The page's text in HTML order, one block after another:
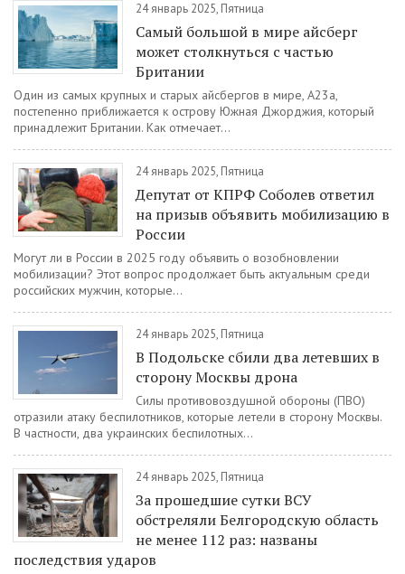
24 январь 2025, Пятница
Самый большой в мире айсберг
может столкнуться с частью
Британии
Один из самых крупных и старых айсбергов в мире, A23a,
постепенно приближается к острову Южная Джорджия, который
принадлежит Британии. Как отмечает...
24 январь 2025, Пятница
Депутат от КПРФ Соболев ответил
на призыв объявить мобилизацию в
России
Могут ли в России в 2025 году объявить о возобновлении
мобилизации? Этот вопрос продолжает быть актуальным среди
российских мужчин, которые...
24 январь 2025, Пятница
В Подольске сбили два летевших в
сторону Москвы дрона
Силы противовоздушной обороны (ПВО)
отразили атаку беспилотников, которые летели в сторону Москвы.
В частности, два украинских беспилотных...
24 январь 2025, Пятница
За прошедшие сутки ВСУ
обстреляли Белгородскую область
не менее 112 раз: названы
последствия ударов